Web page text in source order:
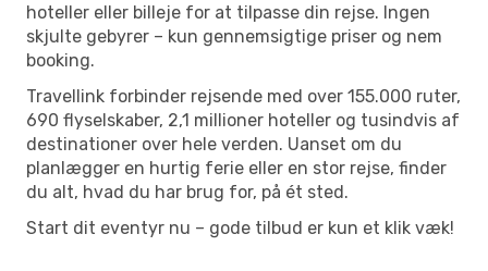
hoteller eller billeje for at tilpasse din rejse. Ingen
skjulte gebyrer – kun gennemsigtige priser og nem
booking.
Travellink forbinder rejsende med over 155.000 ruter,
690 flyselskaber, 2,1 millioner hoteller og tusindvis af
destinationer over hele verden. Uanset om du
planlægger en hurtig ferie eller en stor rejse, finder
du alt, hvad du har brug for, på ét sted.
Start dit eventyr nu – gode tilbud er kun et klik væk!